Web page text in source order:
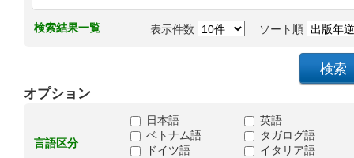
検索結果一覧 表示件数 ソート順
オプション
言語区分
日本語
英語
ベトナム語
タガログ語
ドイツ語
イタリア語